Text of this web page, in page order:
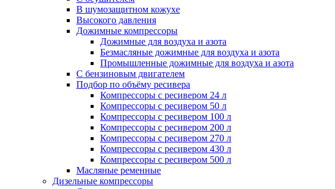
В шумозащитном кожухе
Высокого давления
Дожимные компрессоры
Дожимные для воздуха и азота
Безмасляные дожимные для воздуха и азота
Промышленные дожимные для воздуха и азота
С бензиновым двигателем
Подбор по объёму ресивера
Компрессоры с ресивером 24 л
Компрессоры с ресивером 50 л
Компрессоры с ресивером 100 л
Компрессоры с ресивером 200 л
Компрессоры с ресивером 270 л
Компрессоры с ресивером 430 л
Компрессоры с ресивером 500 л
Масляные ременные
Дизельные компрессоры